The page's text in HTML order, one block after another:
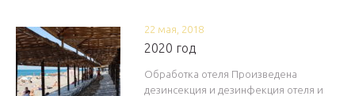
22 мая, 2018
2020 год
Обработка отеля Произведена
дезинсекция и дезинфекция отеля и